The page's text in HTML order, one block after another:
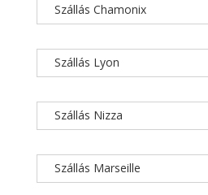
Szállás Chamonix
Szállás Lyon
Szállás Nizza
Szállás Marseille